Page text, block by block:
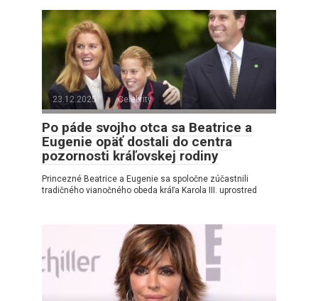
23.12.2025 Celebrity
Po páde svojho otca sa Beatrice a
Eugenie opäť dostali do centra
pozornosti kráľovskej rodiny
Princezné Beatrice a Eugenie sa spoločne zúčastnili
tradičného vianočného obeda kráľa Karola III. uprostred